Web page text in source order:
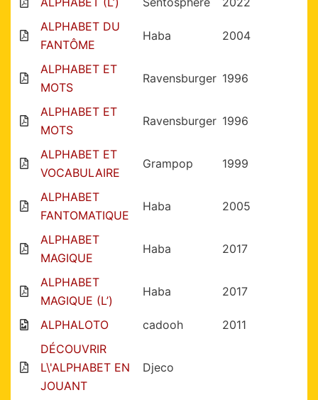
ALPHABET DU
FANTÔME
Haba 2004
ALPHABET ET
MOTS
Ravensburger 1996
ALPHABET ET
MOTS
Ravensburger 1996
ALPHABET ET
VOCABULAIRE
Grampop 1999
ALPHABET
FANTOMATIQUE
Haba 2005
ALPHABET
MAGIQUE
Haba 2017
ALPHABET
MAGIQUE (L’)
Haba 2017
ALPHALOTO cadooh
2011
DÉCOUVRIR
L\'ALPHABET EN
JOUANT
Djeco